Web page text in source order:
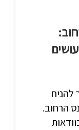
הרחוב.